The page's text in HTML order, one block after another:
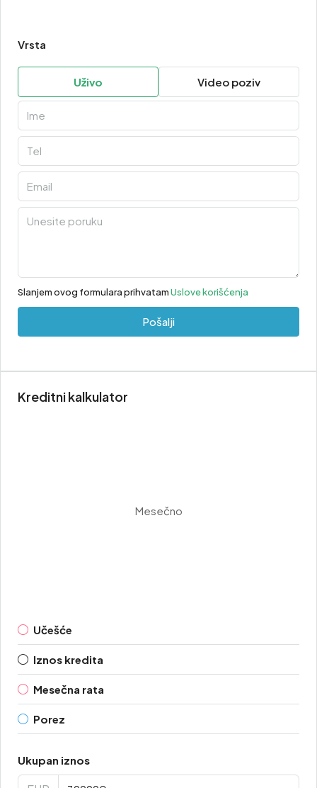
Vrsta
Uživo Video poziv
Slanjem ovog formulara prihvatamUslove korišćenja
Pošalji
Kreditni kalkulator
Mesečno
Učešće
Iznos kredita
Mesečna rata
Porez
Ukupan iznos